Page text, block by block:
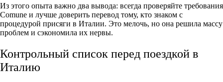
Из этого опыта важно два вывода: всегда проверяйте требования
Comune и лучше доверить перевод тому, кто знаком с
процедурой присяги в Италии. Это мелочь, но она решила массу
проблем и сэкономила их нервы.
Контрольный список перед поездкой в
Италию